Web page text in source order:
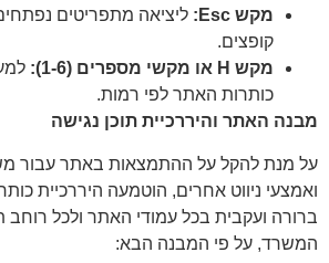
מקש Esc
: ליציאה מתפריטים
קופצים.
מקש H או מקשי מספרים (1-6):
כותרות האתר לפי רמות.
מבנה האתר והיררכיית תוכן נגישה
על מנת להקל על ההתמצאות באתר עבור
ברורה ועקבית בכל עמודי האתר ולכל רוחב
המשרד, על פי המבנה הבא: